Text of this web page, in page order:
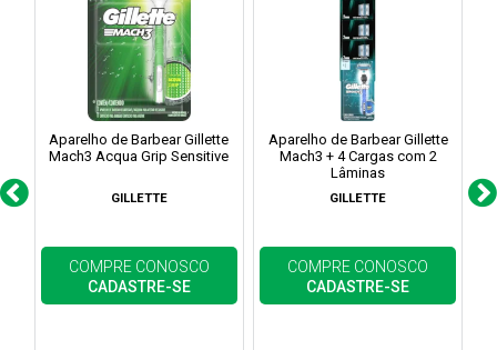
Aparelho de Barbear Gillette
Mach3 Acqua Grip Sensitive
GILLETTE
COMPRE CONOSCO
CADASTRE-SE
Aparelho de Barbear Gillette
Mach3 + 4 Cargas com 2
Lâminas
GILLETTE
COMPRE CONOSCO
CADASTRE-SE